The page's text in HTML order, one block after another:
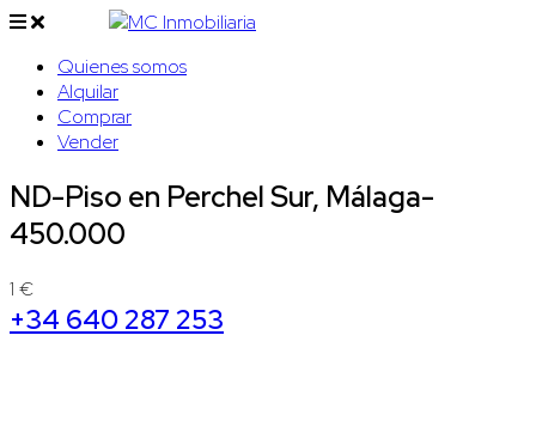
Quienes somos
Alquilar
Comprar
Vender
ND-Piso en Perchel Sur, Málaga-
450.000
1 €
+34 640 287 253